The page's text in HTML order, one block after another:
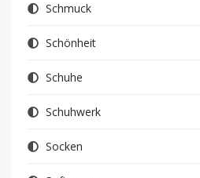
Schmuck
Schönheit
Schuhe
Schuhwerk
Socken